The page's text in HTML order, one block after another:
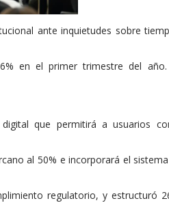
ante inquietudes sobre
en el primer trimestre del
que permitirá a usuarios
al 50% e incorporará el
regulatorio, y estructuró